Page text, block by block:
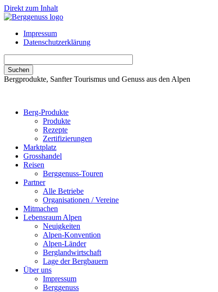
Direkt zum Inhalt
Impressum
Datenschutzerklärung
Bergprodukte, Sanfter Tourismus und Genuss aus den Alpen
Berg-Produkte
Produkte
Rezepte
Zertifizierungen
Marktplatz
Grosshandel
Reisen
Berggenuss-Touren
Partner
Alle Betriebe
Organisationen / Vereine
Mitmachen
Lebensraum Alpen
Neuigkeiten
Alpen-Konvention
Alpen-Länder
Berglandwirtschaft
Lage der Bergbauern
Über uns
Impressum
Berggenuss